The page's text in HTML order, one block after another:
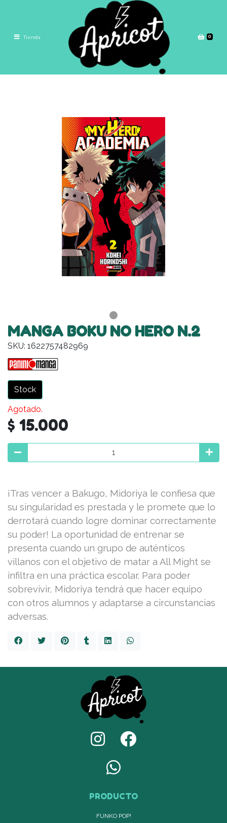
Tienda 0
MANGA BOKU NO HERO N.2
SKU: 1622757482969
Stock
Agotado.
$ 15.000
¡Tras vencer a Bakugo, Midoriya le confiesa que
su singularidad es prestada y le promete que lo
derrotará cuando logre dominar correctamente
su poder! La oportunidad de entrenar se
presenta cuando un grupo de auténticos
villanos con el objetivo de matar a All Might se
infiltra en una práctica escolar. Para poder
sobrevivir, Midoriya tendrá que hacer equipo
con otros alumnos y adaptarse a circunstancias
adversas.
PRODUCTO
FUNKO POP!